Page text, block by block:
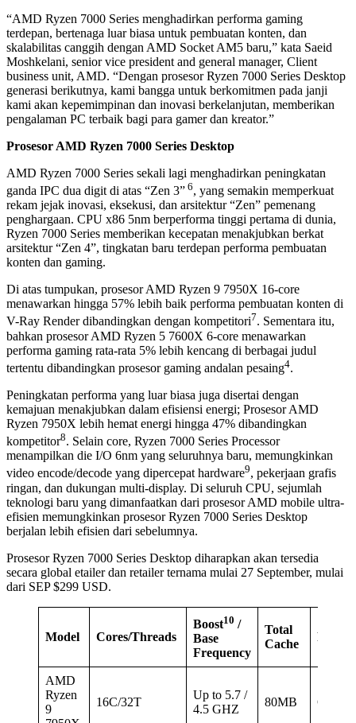
“AMD Ryzen 7000 Series menghadirkan performa gaming
terdepan, bertenaga luar biasa untuk pembuatan konten, dan
skalabilitas canggih dengan AMD Socket AM5 baru,” kata Saeid
Moshkelani, senior vice president and general manager, Client
business unit, AMD. “Dengan prosesor Ryzen 7000 Series Desktop
generasi berikutnya, kami bangga untuk berkomitmen pada janji
kami akan kepemimpinan dan inovasi berkelanjutan, memberikan
pengalaman PC terbaik bagi para gamer dan kreator.”
Prosesor AMD Ryzen 7000 Series Desktop
AMD Ryzen 7000 Series sekali lagi menghadirkan peningkatan
ganda IPC dua digit di atas “Zen 3” 6, yang semakin memperkuat
rekam jejak inovasi, eksekusi, dan arsitektur “Zen” pemenang
penghargaan. CPU x86 5nm berperforma tinggi pertama di dunia,
Ryzen 7000 Series memberikan kecepatan menakjubkan berkat
arsitektur “Zen 4”, tingkatan baru terdepan performa pembuatan
konten dan gaming.
Di atas tumpukan, prosesor AMD Ryzen 9 7950X 16-core
menawarkan hingga 57% lebih baik performa pembuatan konten di
V-Ray Render dibandingkan dengan kompetitori7. Sementara itu,
bahkan prosesor AMD Ryzen 5 7600X 6-core menawarkan
performa gaming rata-rata 5% lebih kencang di berbagai judul
tertentu dibandingkan prosesor gaming andalan pesaing4.
Peningkatan performa yang luar biasa juga disertai dengan
kemajuan menakjubkan dalam efisiensi energi; Prosesor AMD
Ryzen 7950X lebih hemat energi hingga 47% dibandingkan
kompetitor8. Selain core, Ryzen 7000 Series Processor
menampilkan die I/O 6nm yang seluruhnya baru, memungkinkan
video encode/decode yang dipercepat hardware9, pekerjaan grafis
ringan, dan dukungan multi-display. Di seluruh CPU, sejumlah
teknologi baru yang dimanfaatkan dari prosesor AMD mobile ultra-
efisien memungkinkan prosesor Ryzen 7000 Series Desktop
berjalan lebih efisien dari sebelumnya.
Prosesor Ryzen 7000 Series Desktop diharapkan akan tersedia
secara global etailer dan retailer ternama mulai 27 September, mulai
dari SEP $299 USD.
Model Cores/Threads
Boost10 /
Base
Frequency
Total
Cache
PCIe®
AMD
Ryzen
9
16C/32T
Up to 5.7 /
4.5 GHZ
80MB Gen 5